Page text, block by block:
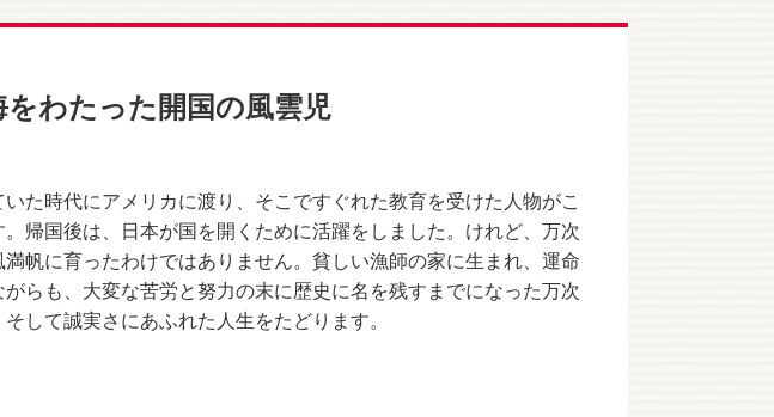
わたった開国の風雲児
た時代にアメリカに渡り、そこですぐれた教育を受けた人物がこ
帰国後は、日本が国を開くために活躍をしました。けれど、万次
帆に育ったわけではありません。貧しい漁師の家に生まれ、運命
らも、大変な苦労と努力の末に歴史に名を残すまでになった万次
して誠実さにあふれた人生をたどります。